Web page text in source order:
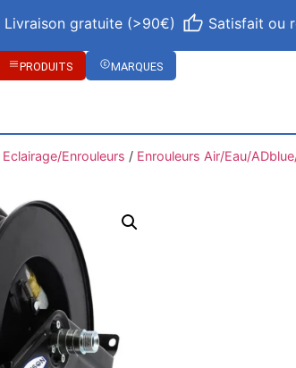
Livraison gratuite (>90€) Satisfait ou
PRODUITS MARQUES
Eclairage/Enrouleurs / Enrouleurs Air/Eau/